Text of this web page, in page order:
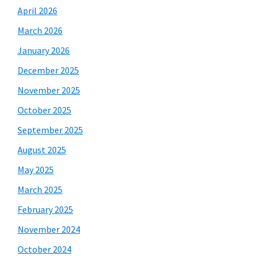
April 2026
March 2026
January 2026
December 2025
November 2025
October 2025
September 2025
August 2025
May 2025
March 2025
February 2025
November 2024
October 2024